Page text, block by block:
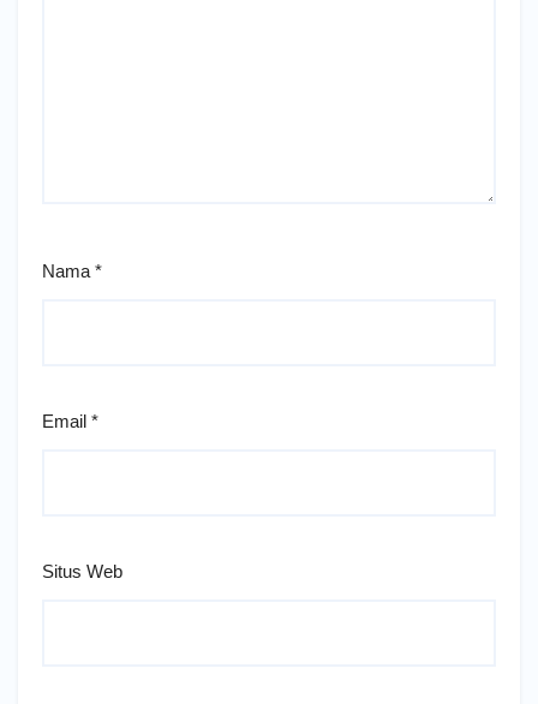
Nama *
Email *
Situs Web